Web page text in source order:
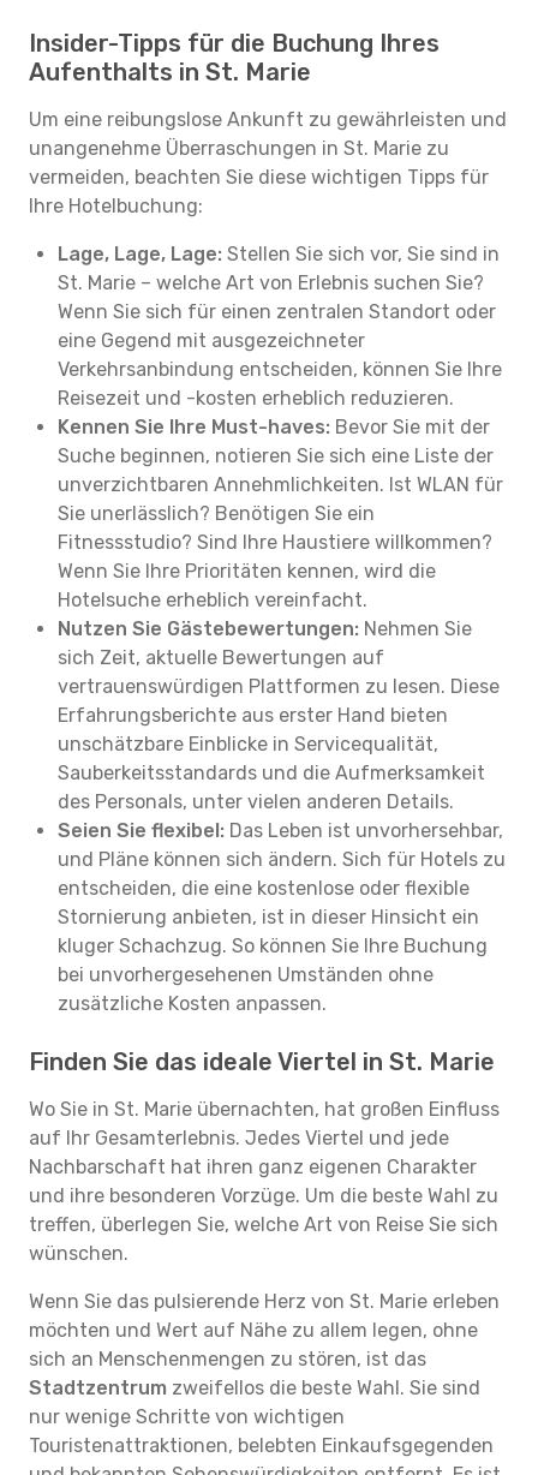
Insider-Tipps für die Buchung Ihres
Aufenthalts in St. Marie
Um eine reibungslose Ankunft zu gewährleisten und
unangenehme Überraschungen in St. Marie zu
vermeiden, beachten Sie diese wichtigen Tipps für
Ihre Hotelbuchung:
Lage, Lage, Lage: Stellen Sie sich vor, Sie sind in
St. Marie – welche Art von Erlebnis suchen Sie?
Wenn Sie sich für einen zentralen Standort oder
eine Gegend mit ausgezeichneter
Verkehrsanbindung entscheiden, können Sie Ihre
Reisezeit und -kosten erheblich reduzieren.
Kennen Sie Ihre Must-haves: Bevor Sie mit der
Suche beginnen, notieren Sie sich eine Liste der
unverzichtbaren Annehmlichkeiten. Ist WLAN für
Sie unerlässlich? Benötigen Sie ein
Fitnessstudio? Sind Ihre Haustiere willkommen?
Wenn Sie Ihre Prioritäten kennen, wird die
Hotelsuche erheblich vereinfacht.
Nutzen Sie Gästebewertungen: Nehmen Sie
sich Zeit, aktuelle Bewertungen auf
vertrauenswürdigen Plattformen zu lesen. Diese
Erfahrungsberichte aus erster Hand bieten
unschätzbare Einblicke in Servicequalität,
Sauberkeitsstandards und die Aufmerksamkeit
des Personals, unter vielen anderen Details.
Seien Sie flexibel: Das Leben ist unvorhersehbar,
und Pläne können sich ändern. Sich für Hotels zu
entscheiden, die eine kostenlose oder flexible
Stornierung anbieten, ist in dieser Hinsicht ein
kluger Schachzug. So können Sie Ihre Buchung
bei unvorhergesehenen Umständen ohne
zusätzliche Kosten anpassen.
Finden Sie das ideale Viertel in St. Marie
Wo Sie in St. Marie übernachten, hat großen Einfluss
auf Ihr Gesamterlebnis. Jedes Viertel und jede
Nachbarschaft hat ihren ganz eigenen Charakter
und ihre besonderen Vorzüge. Um die beste Wahl zu
treffen, überlegen Sie, welche Art von Reise Sie sich
wünschen.
Wenn Sie das pulsierende Herz von St. Marie erleben
möchten und Wert auf Nähe zu allem legen, ohne
sich an Menschenmengen zu stören, ist das
Stadtzentrum zweifellos die beste Wahl. Sie sind
nur wenige Schritte von wichtigen
Touristenattraktionen, belebten Einkaufsgegenden